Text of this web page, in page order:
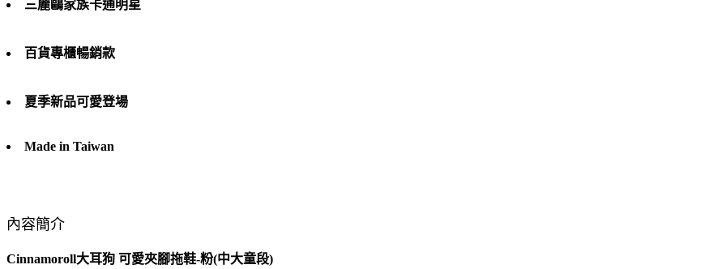
三麗鷗家族卡通明星
百貨專櫃暢銷款
夏季新品可愛登場
Made in Taiwan
內容簡介
Cinnamoroll大耳狗 可愛夾腳拖鞋-粉(中大童段)